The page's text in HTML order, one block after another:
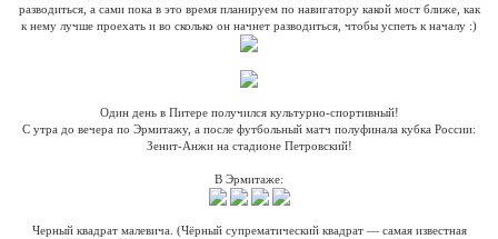
разводиться, а сами пока в это время планируем по навигатору какой мост ближе, как
к нему лучше проехать и во сколько он начнет разводиться, чтобы успеть к началу :)
Один день в Питере получился культурно-спортивный!
С утра до вечера по Эрмитажу, а после футбольный матч полуфинала кубка России:
Зенит-Анжи на стадионе Петровский!
В Эрмитаже:
Черный квадрат малевича. (Чёрный супрематический квадрат — самая известная